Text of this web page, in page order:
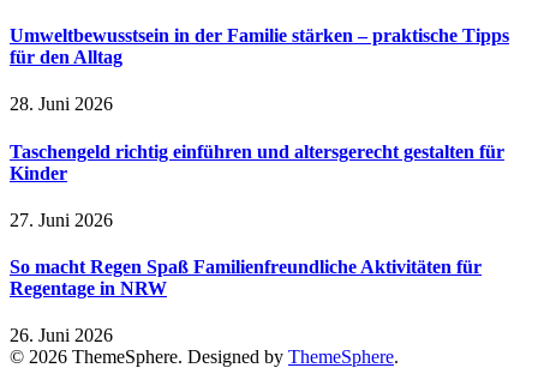
Umweltbewusstsein in der Familie stärken – praktische Tipps
für den Alltag
28. Juni 2026
Taschengeld richtig einführen und altersgerecht gestalten für
Kinder
27. Juni 2026
So macht Regen Spaß Familienfreundliche Aktivitäten für
Regentage in NRW
26. Juni 2026
© 2026 ThemeSphere. Designed by ThemeSphere.